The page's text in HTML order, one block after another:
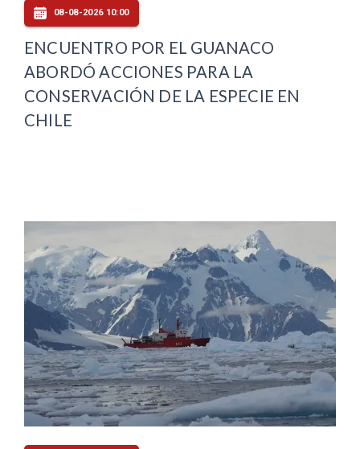
08-08-2026 10:00
ENCUENTRO POR EL GUANACO
ABORDÓ ACCIONES PARA LA
CONSERVACIÓN DE LA ESPECIE EN
CHILE